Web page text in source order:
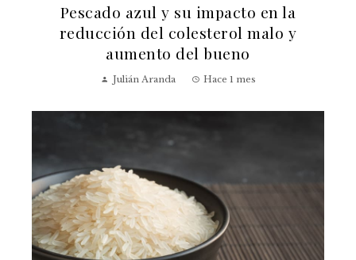
Pescado azul y su impacto en la
reducción del colesterol malo y
aumento del bueno
Julián Aranda Hace 1 mes